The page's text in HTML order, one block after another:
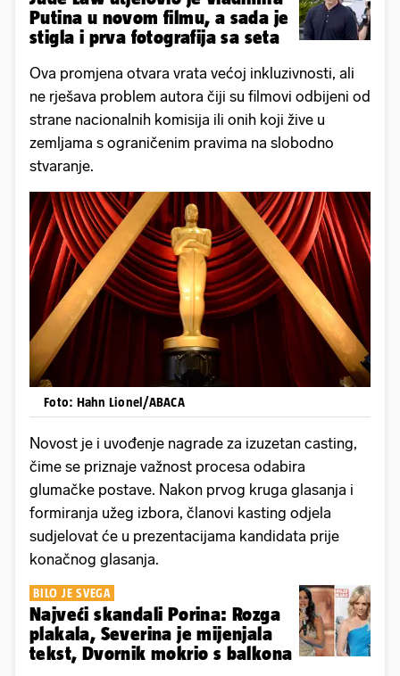
Putina u novom filmu, a sada je
stigla i prva fotografija sa seta
Ova promjena otvara vrata većoj inkluzivnosti, ali
ne rješava problem autora čiji su filmovi odbijeni od
strane nacionalnih komisija ili onih koji žive u
zemljama s ograničenim pravima na slobodno
stvaranje.
Foto: Hahn Lionel/ABACA
Novost je i uvođenje nagrade za izuzetan casting,
čime se priznaje važnost procesa odabira
glumačke postave. Nakon prvog kruga glasanja i
formiranja užeg izbora, članovi kasting odjela
sudjelovat će u prezentacijama kandidata prije
konačnog glasanja.
BILO JE SVEGA
Najveći skandali Porina: Rozga
plakala, Severina je mijenjala
tekst, Dvornik mokrio s balkona